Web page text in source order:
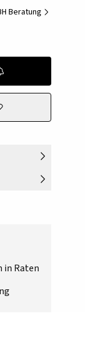
Beratung
in Raten